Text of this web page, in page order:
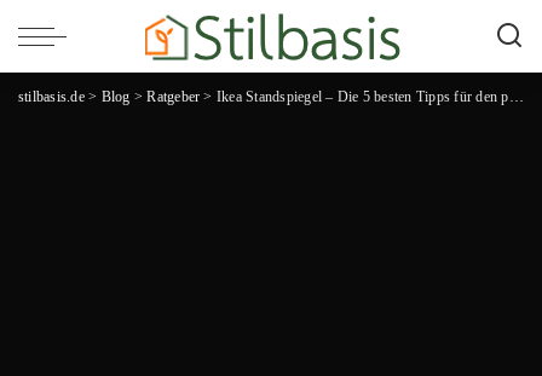
stilbasis.de> Blog >Ratgeber > Ikea Standspiegel – Die 5 besten Tipps für den perfekten Spiegel im Schlafzimmer!